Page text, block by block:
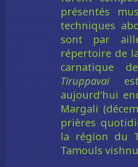
présentés
techniques
sont par
répertoire de
carnatique
Tiruppavaiest
aujourd’hui
Margali
prières
la région du
Tamouls